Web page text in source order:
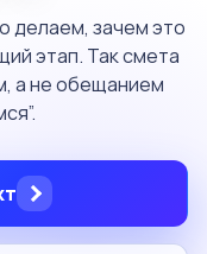
делаем, зачем это
этап. Так смета
а не обещанием